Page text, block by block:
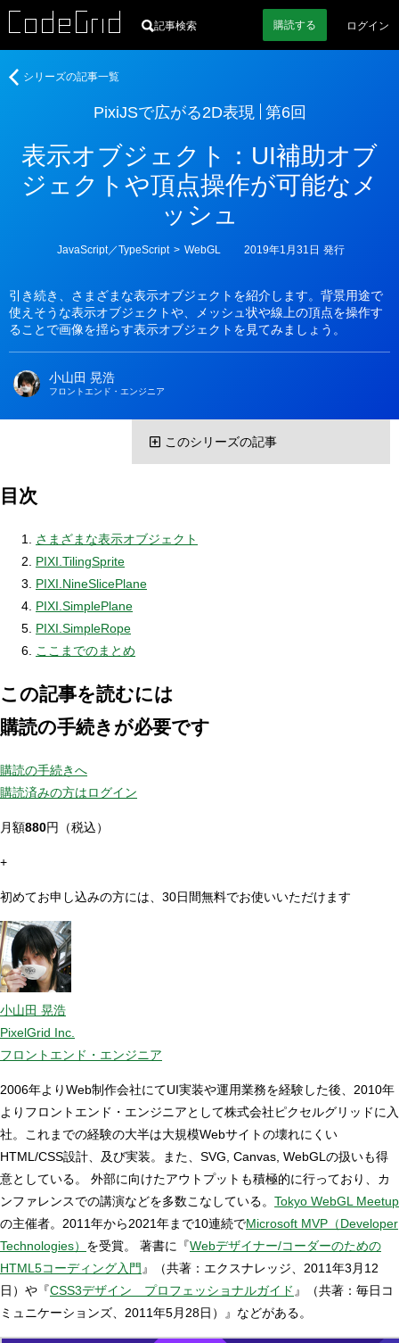
記事検索 購読する ログイン
PixiJSで広がる2D表現 第6回
表示オブジェクト：UI補助オブ
ジェクトや頂点操作が可能なメ
ッシュ
引き続き、さまざまな表示オブジェクトを紹介します。背景用途で
使えそうな表示オブジェクトや、メッシュ状や線上の頂点を操作す
ることで画像を揺らす表示オブジェクトを見てみましょう。
カ
ー
JavaScript／TypeScript > WebGL 2019年1月31日 発行
者
小山田 晃浩
フロントエンド・エンジニア
PixiJS
る
2D
表
シリーズの記事一覧
このシリーズの記事
目次
さまざまな表示オブジェクト
PIXI.TilingSprite
PIXI.NineSlicePlane
PIXI.SimplePlane
PIXI.SimpleRope
ここまでのまとめ
この記事を読むには
購読の手続きが必要です
購読の手続きへ
購読済みの方はログイン
月額880円（税込）
+
初めてお申し込みの方には、30日間無料でお使いいただけます
小山田 晃浩
PixelGrid Inc.
フロントエンド・エンジニア
2006年よりWeb制作会社にてUI実装や運用業務を経験した後、2010年
よりフロントエンド・エンジニアとして株式会社ピクセルグリッドに入
社。これまでの経験の大半は大規模Webサイトの壊れにくい
HTML/CSS設計、及び実装。また、SVG, Canvas, WebGLの扱いも得
意としている。 外部に向けたアウトプットも積極的に行っており、カ
ンファレンスでの講演などを多数こなしている。 Tokyo WebGL Meetup
の主催者。2011年から2021年まで10連続でMicrosoft MVP（Developer
Technologies） を受賞。 著書に『Webデザイナー/コーダーのための
HTML5コーディング入門 』（共著：エクスナレッジ、2011年3月12
日）や『CSS3デザイン プロフェッショナルガイド 』（共著：毎日コ
ミュニケーションズ、2011年5月28日）』などがある。